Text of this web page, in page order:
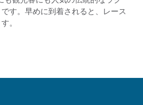
す。早めに到着されると、レース
。